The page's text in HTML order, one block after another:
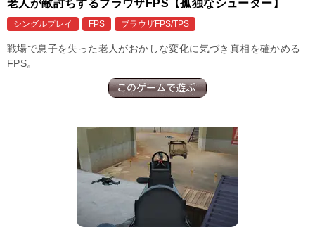
老人が敵討ちするブラウザFPS【孤独なシューター】
シングルプレイ FPS ブラウザFPS/TPS
戦場で息子を失った老人がおかしな変化に気づき真相を確かめる
FPS。